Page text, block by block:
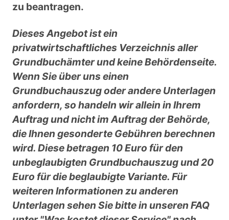
zu beantragen.
Dieses Angebot ist ein
privatwirtschaftliches Verzeichnis aller
Grundbuchämter und keine Behördenseite.
Wenn Sie über uns einen
Grundbuchauszug oder andere Unterlagen
anfordern, so handeln wir allein in Ihrem
Auftrag und nicht im Auftrag der Behörde,
die Ihnen gesonderte Gebühren berechnen
wird. Diese betragen 10 Euro für den
unbeglaubigten Grundbuchauszug und 20
Euro für die beglaubigte Variante. Für
weiteren Informationen zu anderen
Unterlagen sehen Sie bitte in unseren FAQ